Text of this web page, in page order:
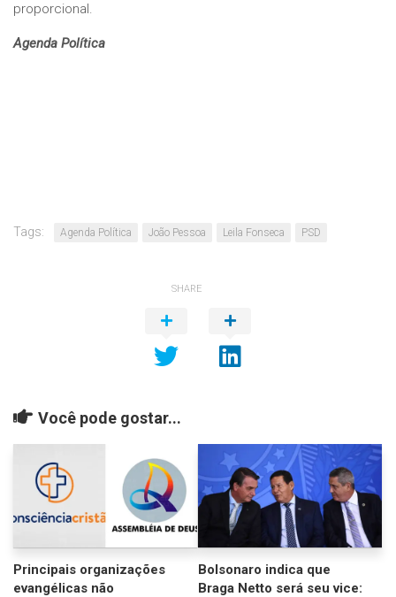
proporcional.
Agenda Política
Tags: Agenda Política João Pessoa Leila Fonseca PSD
SHARE
Você pode gostar...
Principais organizações
evangélicas não
Bolsonaro indica que
Braga Netto será seu vice: